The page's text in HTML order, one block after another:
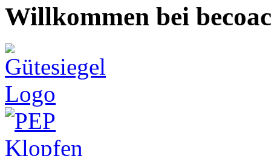
Willkommen bei